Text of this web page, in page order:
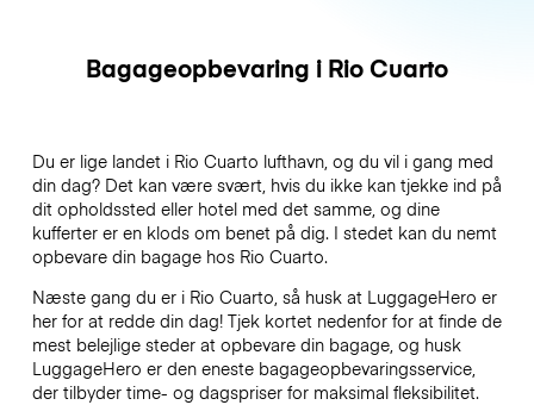
Bagageopbevaring i Rio Cuarto
Du er lige landet i Rio Cuarto lufthavn, og du vil i gang med
din dag? Det kan være svært, hvis du ikke kan tjekke ind på
dit opholdssted eller hotel med det samme, og dine
kufferter er en klods om benet på dig. I stedet kan du nemt
opbevare din bagage hos Rio Cuarto.
Næste gang du er i Rio Cuarto, så husk at LuggageHero er
her for at redde din dag! Tjek kortet nedenfor for at finde de
mest belejlige steder at opbevare din bagage, og husk
LuggageHero er den eneste bagageopbevaringsservice,
der tilbyder time- og dagspriser for maksimal fleksibilitet.